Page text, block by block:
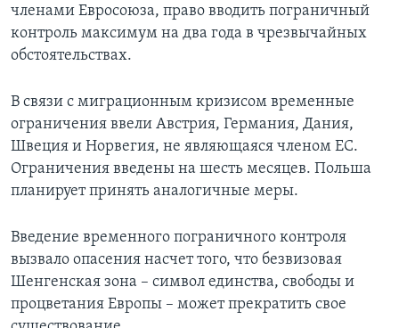
членами Евросоюза, право вводить пограничный
контроль максимум на два года в чрезвычайных
обстоятельствах.
В связи с миграционным кризисом временные
ограничения ввели Австрия, Германия, Дания,
Швеция и Норвегия, не являющаяся членом ЕС.
Ограничения введены на шесть месяцев. Польша
планирует принять аналогичные меры.
Введение временного пограничного контроля
вызвало опасения насчет того, что безвизовая
Шенгенская зона – символ единства, свободы и
процветания Европы – может прекратить свое